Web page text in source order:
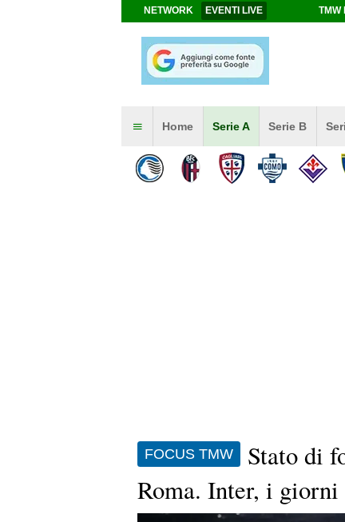
NETWORK EVENTI LIVE TMW
Home Serie A Serie B
FOCUS TMW
Stato di
Roma. Inter, i